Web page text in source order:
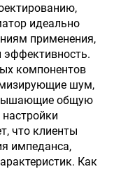
идеально
применения,
эффективность.
компонентов
шум,
общую
что клиенты
импеданса,
Как